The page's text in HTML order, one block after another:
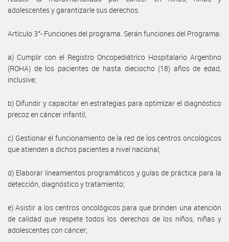
adolescentes y garantizarle sus derechos.
Artículo 3°- Funciones del programa. Serán funciones del Programa:
a) Cumplir con el Registro Oncopediátrico Hospitalario Argentino
(ROHA) de los pacientes de hasta dieciocho (18) años de edad,
inclusive;
b) Difundir y capacitar en estrategias para optimizar el diagnóstico
precoz en cáncer infantil;
c) Gestionar el funcionamiento de la red de los centros oncológicos
que atienden a dichos pacientes a nivel nacional;
d) Elaborar lineamientos programáticos y guías de práctica para la
detección, diagnóstico y tratamiento;
e) Asistir a los centros oncológicos para que brinden una atención
de calidad que respete todos los derechos de los niños, niñas y
adolescentes con cáncer;